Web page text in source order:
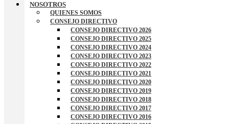
NOSOTROS
QUIENES SOMOS
CONSEJO DIRECTIVO
CONSEJO DIRECTIVO 2026
CONSEJO DIRECTIVO 2025
CONSEJO DIRECTIVO 2024
CONSEJO DIRECTIVO 2023
CONSEJO DIRECTIVO 2022
CONSEJO DIRECTIVO 2021
CONSEJO DIRECTIVO 2020
CONSEJO DIRECTIVO 2019
CONSEJO DIRECTIVO 2018
CONSEJO DIRECTIVO 2017
CONSEJO DIRECTIVO 2016